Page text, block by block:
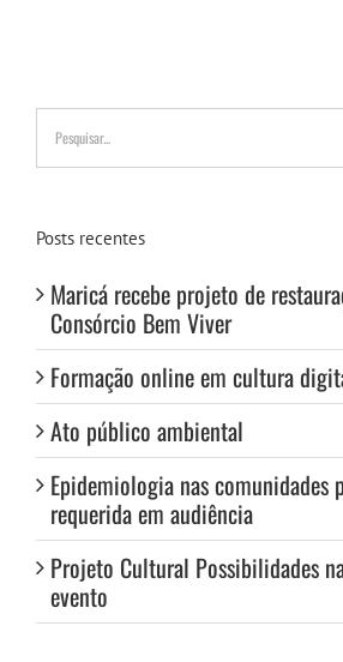
Buscar
resultados
para:
Posts recentes
Maricá recebe projeto de
Consórcio Bem Viver
Formação online em cultura
Ato público ambiental
Epidemiologia nas comunidades
requerida em audiência
Projeto Cultural Possibilidades
evento